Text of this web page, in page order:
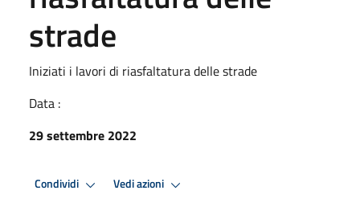
strade
Iniziati i lavori di riasfaltatura delle strade
Data :
29 settembre 2022
Condividi Vedi azioni